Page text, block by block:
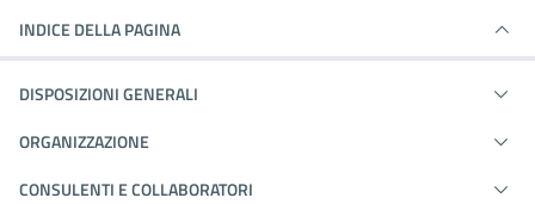
INDICE DELLA PAGINA
DISPOSIZIONI GENERALI
ORGANIZZAZIONE
CONSULENTI E COLLABORATORI